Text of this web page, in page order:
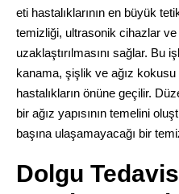
eti hastalıklarının en büyük
temizliği, ultrasonik cihazlar
uzaklaştırılmasını sağlar. Bu
kanama, şişlik ve ağız kokusu
hastalıkların önüne geçilir.
bir ağız yapısının temelini
başına ulaşamayacağı bir
Dolgu